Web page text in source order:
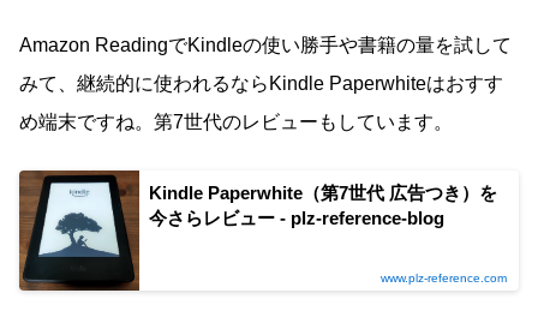
Amazon ReadingでKindleの使い勝手や書籍の量を試して
みて、継続的に使われるならKindle Paperwhiteはおすす
め端末ですね。第7世代のレビューもしています。
Kindle Paperwhite（第7世代 広告つき）を
今さらレビュー - plz-reference-blog
www.plz-reference.com